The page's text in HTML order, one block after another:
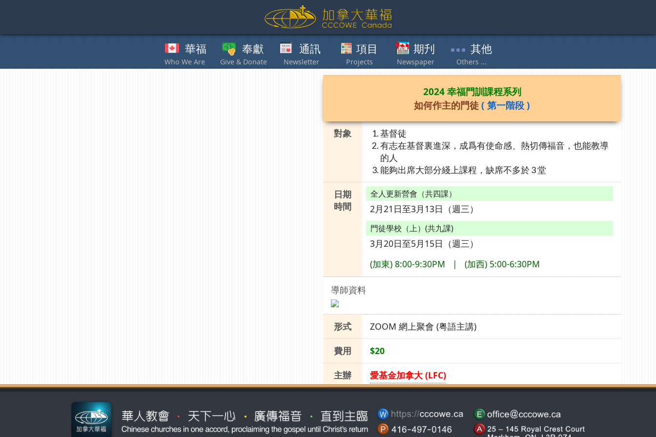
content
華福 奉獻 通訊 項目 期刋 其他
2024 幸福門訓課程系列
如何作主的門徒( 第一階段 )
對象
基督徒
有志在基督裏進深，成爲有使命感、熱切傳福音，也能教導
的人
能夠出席大部分綫上課程，缺席不多於 3 堂
日期
時間
全人更新營會（共四課）
2月21日至3月13日（週三）
門徒學校（上）(共九課)
3月20日至5月15日（週三）
(加東) 8:00-9:30PM | (加西) 5:00-6:30PM
導師資料
形式 ZOOM 網上聚會 (粤語主講)
費用 $20
主辦 愛基金加拿大 (LFC)